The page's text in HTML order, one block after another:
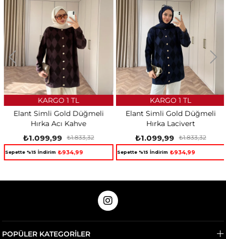
Elant Simli Gold Düğmeli
Hırka Acı Kahve
₺1.099,99 ₺1.833,32
Sepette %15 İndirim ₺934,99
KARGO 1 TL
Elant Simli Gold Düğmeli
Hırka Lacivert
₺1.099,99 ₺1.833,32
Sepette %15 İndirim ₺934,99
KARGO 1 TL
POPÜLER KATEGORİLER